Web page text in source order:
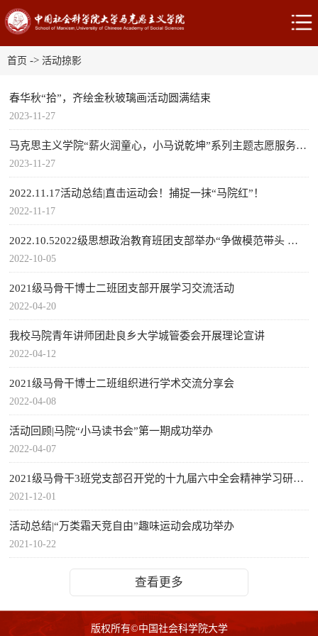
首页 -> 活动掠影
春华秋“拾”，齐绘金秋玻璃画活动圆满结束
2023-11-27
马克思主义学院“薪火润童心，小马说乾坤”系列主题志愿服务活动
2023-11-27
2022.11.17活动总结|直击运动会！捕捉一抹“马院红”！
2022-11-17
2022.10.52022级思想政治教育班团支部举办“争做模范带头 绽放美丽青春”主题团日活动
2022-10-05
2021级马骨干博士二班团支部开展学习交流活动
2022-04-20
我校马院青年讲师团赴良乡大学城管委会开展理论宣讲
2022-04-12
2021级马骨干博士二班组织进行学术交流分享会
2022-04-08
活动回顾|马院“小马读书会”第一期成功举办
2022-04-07
2021级马骨干3班党支部召开党的十九届六中全会精神学习研讨会
2021-12-01
活动总结|“万类霜天竞自由”趣味运动会成功举办
2021-10-22
查看更多
版权所有©中国社会科学院大学